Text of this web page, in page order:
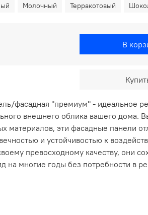
Молочный Терракотовый
В
фасадная "премиум" - идеальное
внешнего облика вашего дома.
материалов, эти фасадные панели
и устойчивостью к
превосходному качеству, они
на многие годы без потребности в